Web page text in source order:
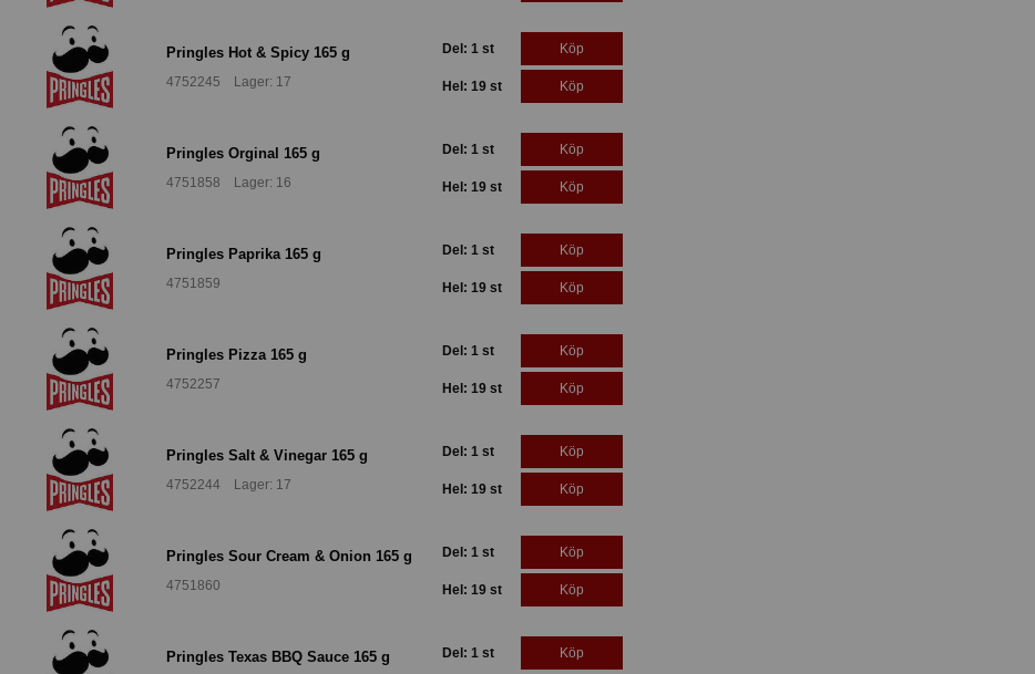
Pringles Hot & Spicy 165 g
4752245 Lager: 17
Del: 1 st Köp
Hel: 19 st Köp
Pringles Orginal 165 g
4751858 Lager: 16
Del: 1 st Köp
Hel: 19 st Köp
Pringles Paprika 165 g
4751859
Del: 1 st Köp
Hel: 19 st Köp
Pringles Pizza 165 g
4752257
Del: 1 st Köp
Hel: 19 st Köp
Pringles Salt & Vinegar 165 g
4752244 Lager: 17
Del: 1 st Köp
Hel: 19 st Köp
Pringles Sour Cream & Onion 165 g
4751860
Del: 1 st Köp
Hel: 19 st Köp
Pringles Texas BBQ Sauce 165 g Del: 1 st Köp